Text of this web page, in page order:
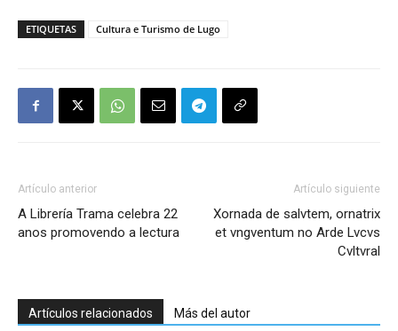
ETIQUETAS Cultura e Turismo de Lugo
Artículo anterior
A Librería Trama celebra 22
anos promovendo a lectura
Artículo siguiente
Xornada de salvtem, ornatrix
et vngventum no Arde Lvcvs
Cvltvral
Artículos relacionados Más del autor